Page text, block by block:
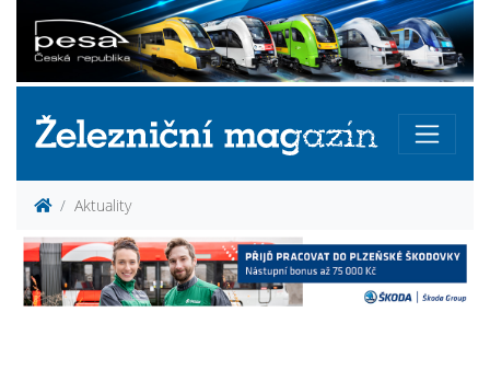
Aktuality